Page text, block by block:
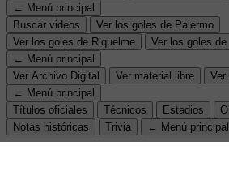
← Menú principal
Buscar videos
Ver los goles de Palermo
Ver los goles de Riquelme
Ver los goles de
← Menú principal
Ver Archivo Digital
Ver material libre
Ver
← Menú principal
Títulos oficiales
Técnicos Estadios
Notas históricas
Trivia ← Menú principal